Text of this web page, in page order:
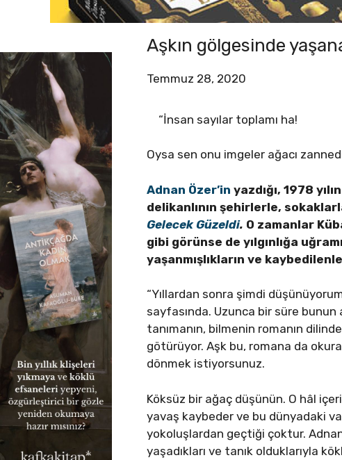
Aşkın gölgesinde
Temmuz 28, 2020
“İnsan sayılar toplamı ha!
Oysa sen onu imgeler ağacı
Adnan Özer’in yazdığı, 1978
delikanlının şehirlerle,
Gelecek Güzeldi. O zamanlar
gibi görünse de yılgınlığa
yaşanmışlıkların ve
“Yıllardan sonra şimdi
sayfasında. Uzunca bir süre bunun
tanımanın, bilmenin romanın
götürüyor. Aşk bu, romana da
dönmek istiyorsunuz.
Köksüz bir ağaç düşünün. O hâl
yavaş kaybeder ve bu dünyadaki
yokoluşlardan geçtiği çoktur.
yaşadıkları ve tanık olduklarıyla